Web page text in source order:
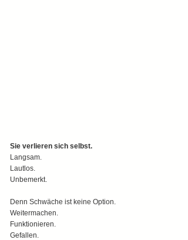
Sie verlieren sich selbst.
Langsam.
Lautlos.
Unbemerkt.
Denn Schwäche ist keine Option.
Weitermachen.
Funktionieren.
Gefallen.